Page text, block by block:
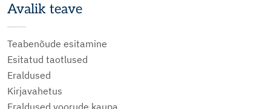
Avalik teave
Teabenõude esitamine
Esitatud taotlused
Eraldused
Kirjavahetus
Eraldused voorude kaupa